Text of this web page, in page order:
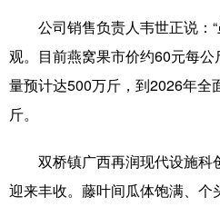
浙江 安徽
山东 河南
四川 贵州
陕西 甘肃
公司销售负责人韦世正说：“
观。目前燕窝果市价约60元每
量预计达500万斤，到2026年全
斤。
双桥镇广西再润现代设施科
迎来丰收。藤叶间瓜体饱满、个